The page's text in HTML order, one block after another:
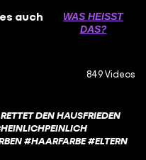
auch
WAS HEISST D
AS?
849 Videos
DEN HAUSFRIEDEN
#HAARFARBE #ELTERN